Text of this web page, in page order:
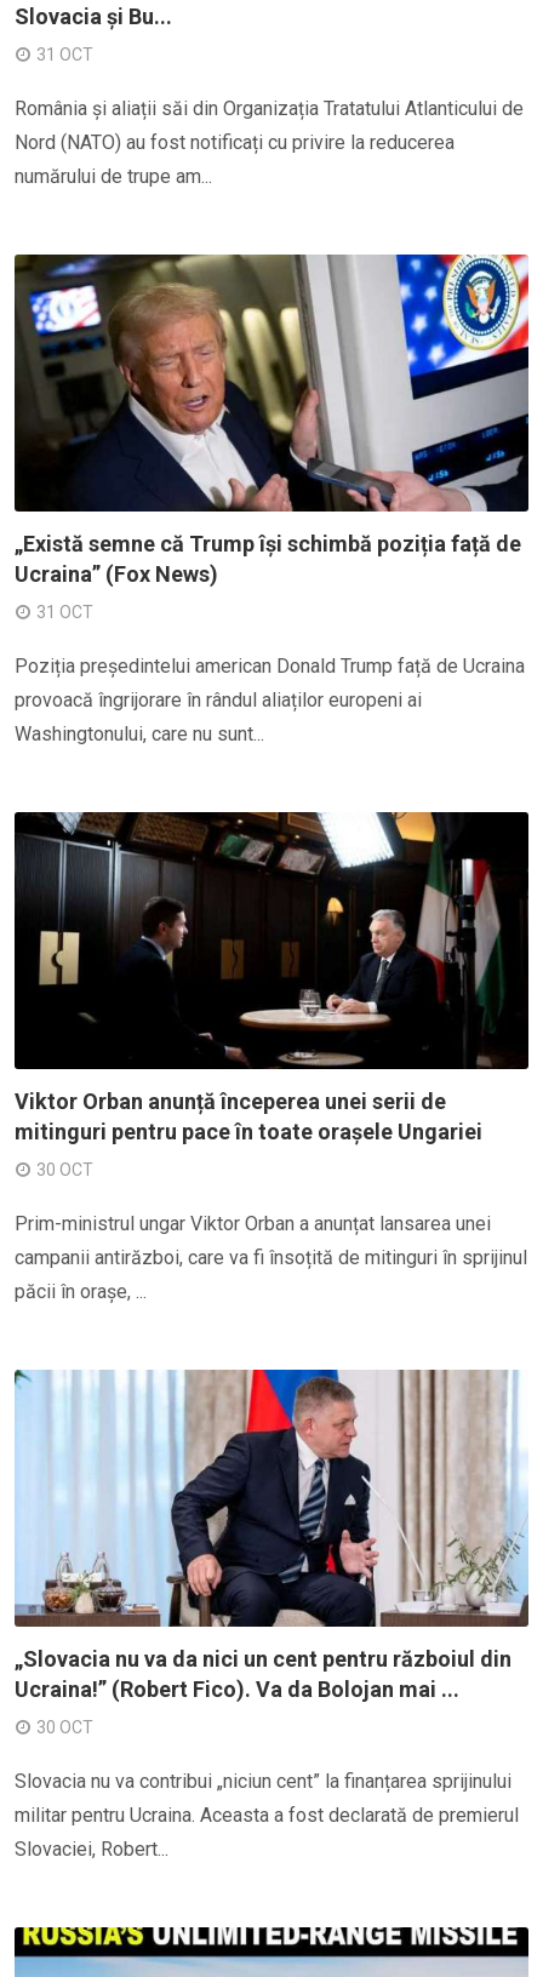
Slovacia și Bu...
31 OCT
România și aliații săi din Organizația Tratatului Atlanticului de
Nord (NATO) au fost notificați cu privire la reducerea
numărului de trupe am...
„Există semne că Trump își schimbă poziția față de
Ucraina” (Fox News)
31 OCT
Poziția președintelui american Donald Trump față de Ucraina
provoacă îngrijorare în rândul aliaților europeni ai
Washingtonului, care nu sunt...
Viktor Orban anunță începerea unei serii de
mitinguri pentru pace în toate orașele Ungariei
30 OCT
Prim-ministrul ungar Viktor Orban a anunțat lansarea unei
campanii antirăzboi, care va fi însoțită de mitinguri în sprijinul
păcii în orașe, ...
„Slovacia nu va da nici un cent pentru războiul din
Ucraina!” (Robert Fico). Va da Bolojan mai ...
30 OCT
Slovacia nu va contribui „niciun cent” la finanțarea sprijinului
militar pentru Ucraina. Aceasta a fost declarată de premierul
Slovaciei, Robert...